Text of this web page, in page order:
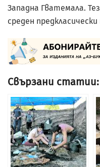
Западна Гватемала.
среден предкласически
Свързани статии: